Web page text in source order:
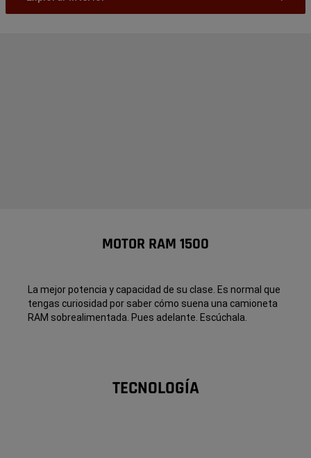
MOTOR RAM 1500
La mejor potencia y capacidad de su clase. Es normal que
tengas curiosidad por saber cómo suena una camioneta
RAM sobrealimentada. Pues adelante. Escúchala.
TECNOLOGÍA